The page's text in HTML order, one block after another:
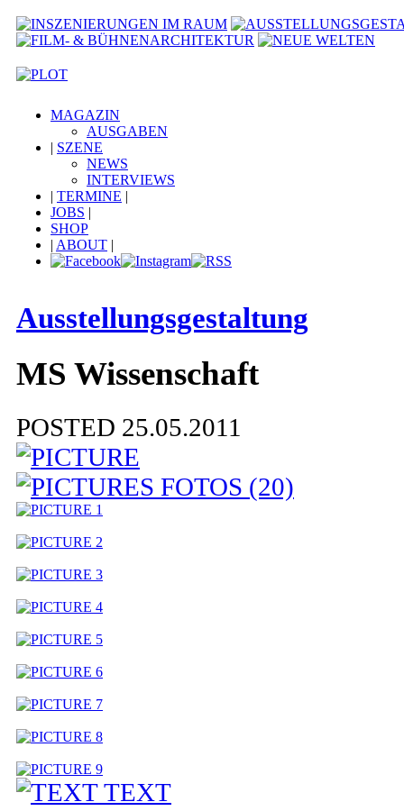
MAGAZIN
AUSGABEN
| SZENE
NEWS
INTERVIEWS
| TERMINE |
JOBS |
SHOP
| ABOUT |
Ausstellungsgestaltung
MS Wissenschaft
POSTED 25.05.2011
FOTOS (20)
TEXT